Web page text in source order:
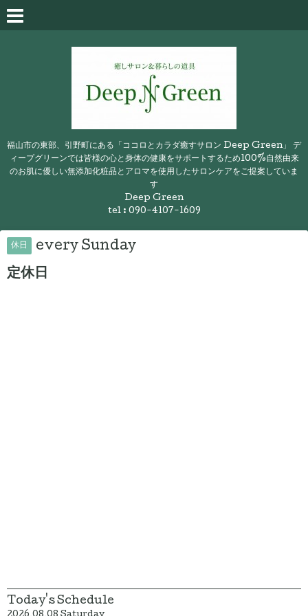
福山市の東部、引野町にある「ココロとカラダ癒すサロン Deep Green」 デ
ィープグリーンでは皆様の心と身体の健康をサポートするため100%自然由来
のお肌に優しい無添加化粧品とアロマを使用したサロンケアをご提案していま
す
Deep Green
tel : 090-4107-1609
休日 every Sunday
定休日
Today's Schedule